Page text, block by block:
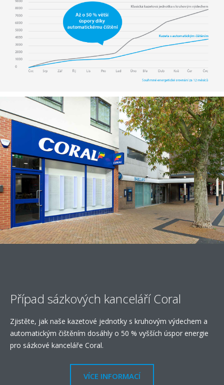
Případ sázkových kanceláří Coral
Zjistěte, jak naše kazetové jednotky s kruhovým výdechem a
automatickým čištěním dosáhly o 50 % vyšších úspor energie
pro sázkové kanceláře Coral.
VÍCE INFORMACÍ